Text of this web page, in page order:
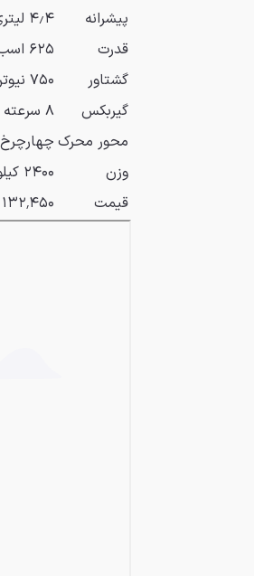
پیشرانه
۴٫۴ لیتری V8 توئین توربو
قدرت
۶۲۵ اسب بخار
گشتاور
۷۵۰ نیوتن متر
گیربکس
۸ سرعته اتوماتیک
محور محرک چهارچرخ
وزن
۲۴۰۰ کیلوگرم
قیمت
۱۳۲٬۴۵۰ دلار